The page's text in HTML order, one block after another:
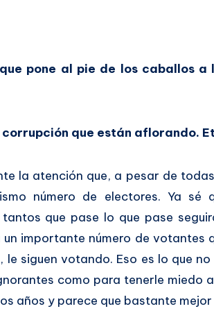
pone al pie de los caballos
corrupción que están aflorando.
la atención que, a pesar de
número de electores. Ya sé
que pase lo que pase
importante número de votantes
siguen votando. Eso es lo que
como para tenerle miedo
años y parece que bastante mejor